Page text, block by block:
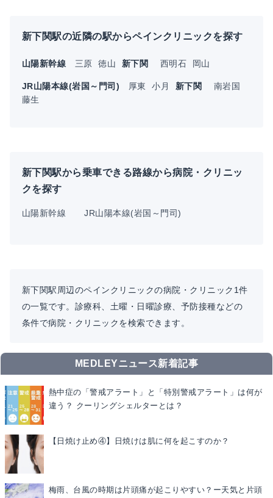
新下関駅の近隣の駅からペインクリニックを探す
山陽新幹線 三原 徳山 新下関 西明石 岡山
JR山陽本線(岩国～門司) 厚東 小月 新下関
南岩国
藤生
新下関駅から乗車できる路線から病院・クリニッ
クを探す
山陽新幹線 JR山陽本線(岩国～門司)
新下関駅周辺のペインクリニックの病院・クリニック1件
の一覧です。診療科、土曜・日曜診療、予防接種などの
条件で病院・クリニックを検索できます。
MEDLEYニュース新着記事
熱中症の「警戒アラート」と「特別警戒アラート」は何が
違う？ クーリングシェルターとは？
【日焼け止め④】日焼けは肌に何を起こすのか？
梅雨、台風の時期は片頭痛が起こりやすい？ー天気と片頭